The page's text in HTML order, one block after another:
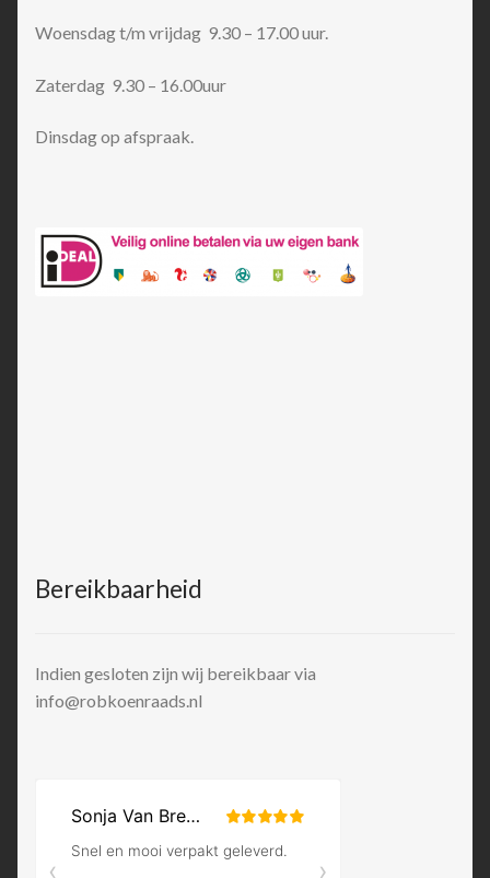
Woensdag t/m vrijdag 9.30 – 17.00 uur.
Zaterdag 9.30 – 16.00uur
Dinsdag op afspraak.
Bereikbaarheid
Indien gesloten zijn wij bereikbaar via
info@robkoenraads.nl